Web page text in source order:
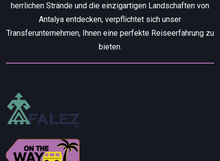
herrlichen Strände und die einzigartigen Landschaften von
Antalya entdecken, verpflichtet sich unser
Transferunternehmen, Ihnen eine perfekte Reiseerfahrung zu
bieten.